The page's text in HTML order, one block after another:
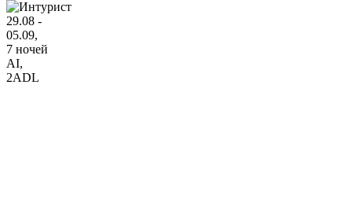
29.08 -
05.09,
7 ночей
AI,
2ADL